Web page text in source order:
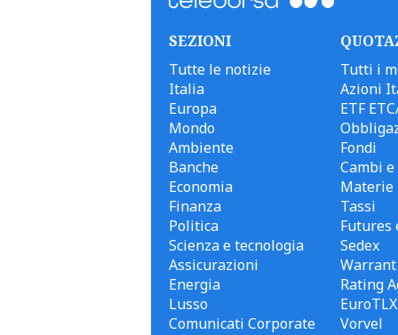
SEZIONI
Tutte le notizie
Italia
Europa
Mondo
Ambiente
Banche
Economia
Finanza
Politica
Scienza e tecnologia
Assicurazioni
Energia
Lusso
Comunicati Corporate
Tutti i
Azioni
ETF
Fondi
Cambi
Materie
Tassi
Futures
Sedex
Warrant
Rating
EuroTLX
Vorvel